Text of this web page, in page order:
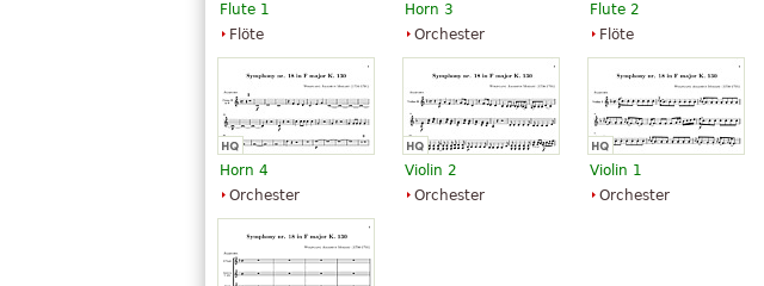
Flute 1
Flöte
Horn 3
Orchester
Flute 2
Flöte
Horn 4
Orchester
Violin 2
Orchester
Violin 1
Orchester